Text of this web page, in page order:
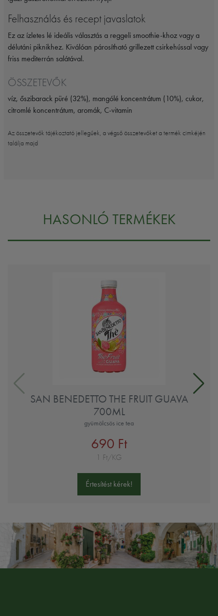
Felhasználás és recept javaslatok
Ez az ízletes lé ideális választás a reggeli smoothie-khoz vagy a
délutáni piknikhez. Kiválóan párosítható grillezett csirkehússal vagy
friss mediterrán salátával.
ÖSSZETEVŐK
víz, őszibarack püré (32%), mangólé koncentrátum (10%), cukor,
citromlé koncentrátum, aromák, C-vitamin
Az összetevők tájékoztató jellegűek, a végső összetevőket a termék cimkéjén
találja majd
HASONLÓ TERMÉKEK
SAN BENEDETTO THE FRUIT GUAVA
700ML
gyümölcsös ice tea
690 Ft
1 Ft/KG
Értesítést kérek!